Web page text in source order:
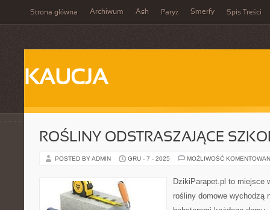
Strona główna Archiwum Ash Paryż Smerfy Spis Treści
KAUCJA
ROŚLINY ODSTRASZAJĄCE
POSTED BY ADMIN GRU - 7 - 2025 MOŻLIWOŚĆ
DzikiParapet.pl to miejsce
rośliny domowe wychodzą